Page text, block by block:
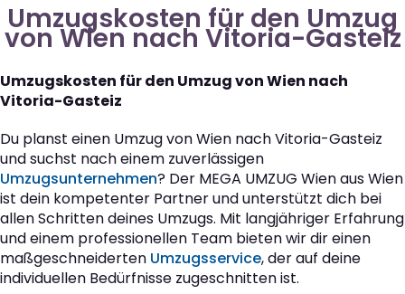
Umzugskosten für den Umzug
von Wien nach Vitoria-Gasteiz
Umzugskosten für den Umzug von Wien nach
Vitoria-Gasteiz
Du planst einen Umzug von Wien nach Vitoria-Gasteiz
und suchst nach einem zuverlässigen
Umzugsunternehmen? Der MEGA UMZUG Wien aus Wien
ist dein kompetenter Partner und unterstützt dich bei
allen Schritten deines Umzugs. Mit langjähriger Erfahrung
und einem professionellen Team bieten wir dir einen
maßgeschneiderten Umzugsservice, der auf deine
individuellen Bedürfnisse zugeschnitten ist.